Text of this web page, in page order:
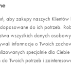
aby zakupy naszych
do ich potrzeb.
wszystkich danych
informacje o Twoich
specjalnie dla Ciebie
Twoich potrzeb i